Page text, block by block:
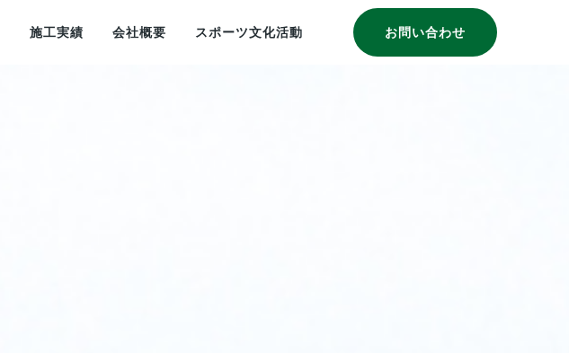
施工実績 会社概要 スポーツ文化活動 お問い合わせ